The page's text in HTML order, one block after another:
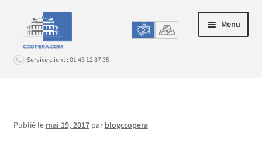
navigation
contenu
Service client : 01 43 12 87 35
Menu
ACHAT EN LIGNE
Publié le mai 19, 2017 par blogccopera